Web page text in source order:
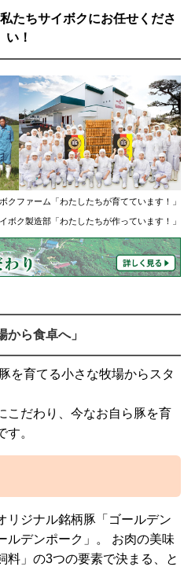
たちサイボクにお任せくださ
い！
クファーム「わたしたちが育てています！」
ボク製造部「わたしたちが作っています！」
ら食卓へ」
を育てる小さな牧場からスタ
こだわり、今なお自ら豚を育
。
リジナル銘柄豚「ゴールデン
ルデンポーク」。 お肉の美味
料」の3つの要素で決まる、と